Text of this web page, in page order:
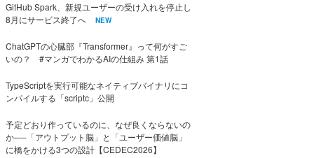
GitHub Spark、新規ユーザーの受け入れを停止し
8月にサービス終了へ
NEW
ChatGPTの心臓部『Transformer』って何がすご
いの？ #マンガでわかるAIの仕組み 第1話
TypeScriptを実行可能なネイティブバイナリにコ
ンパイルする「scriptc」公開
予定どおり作っているのに、なぜ良くならないの
か──「アウトプット脳」と「ユーザー価値脳」
に橋をかける3つの設計【CEDEC2026】